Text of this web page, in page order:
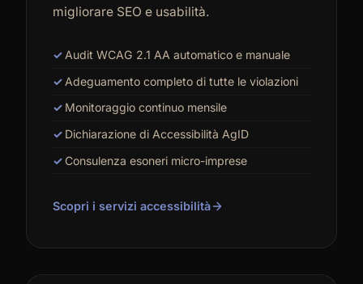
migliorare SEO e usabilità.
Audit WCAG 2.1 AA automatico e manuale
Adeguamento completo di tutte le violazioni
Monitoraggio continuo mensile
Dichiarazione di Accessibilità AgID
Consulenza esoneri micro-imprese
Scopri i servizi accessibilità